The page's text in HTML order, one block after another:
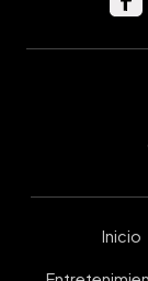
Inicio